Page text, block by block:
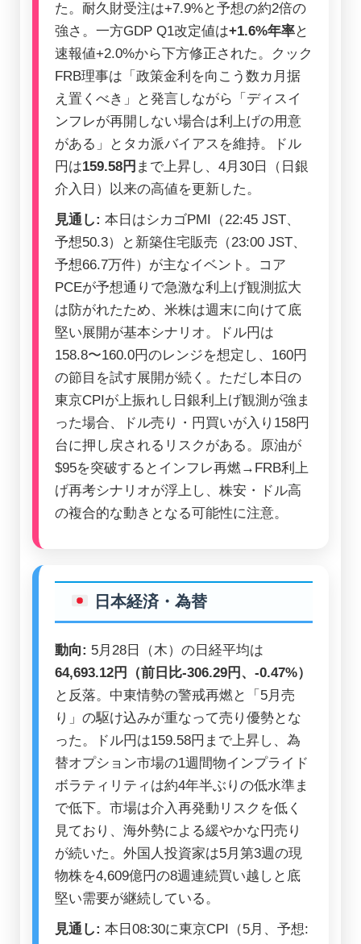
た。耐久財受注は+7.9%と予想の約2倍の
強さ。一方GDP Q1改定値は+1.6%年率と
速報値+2.0%から下方修正された。クック
FRB理事は「政策金利を向こう数カ月据
え置くべき」と発言しながら「ディスイ
ンフレが再開しない場合は利上げの用意
がある」とタカ派バイアスを維持。ドル
円は159.58円 まで上昇し、4月30日（日銀
介入日）以来の高値を更新した。
見通し: 本日はシカゴPMI（22:45 JST、
予想50.3）と新築住宅販売（23:00 JST、
予想66.7万件）が主なイベント。コア
PCEが予想通りで急激な利上げ観測拡大
は防がれたため、米株は週末に向けて底
堅い展開が基本シナリオ。ドル円は
158.8〜160.0円のレンジを想定し、160円
の節目を試す展開が続く。ただし本日の
東京CPIが上振れし日銀利上げ観測が強ま
った場合、ドル売り・円買いが入り158円
台に押し戻されるリスクがある。原油が
$95を突破するとインフレ再燃→FRB利上
げ再考シナリオが浮上し、株安・ドル高
の複合的な動きとなる可能性に注意。
日本経済・為替
動向: 5月28日（木）の日経平均は
64,693.12円（前日比-306.29円、-0.47%）
と反落。中東情勢の警戒再燃と「5月売
り」の駆け込みが重なって売り優勢とな
った。ドル円は159.58円まで上昇し、為
替オプション市場の1週間物インプライド
ボラティリティは約4年半ぶりの低水準ま
で低下。市場は介入再発動リスクを低く
見ており、海外勢による緩やかな円売り
が続いた。外国人投資家は5月第3週の現
物株を4,609億円の8週連続買い越しと底
堅い需要が継続している。
見通し: 本日08:30に東京CPI（5月、予想: